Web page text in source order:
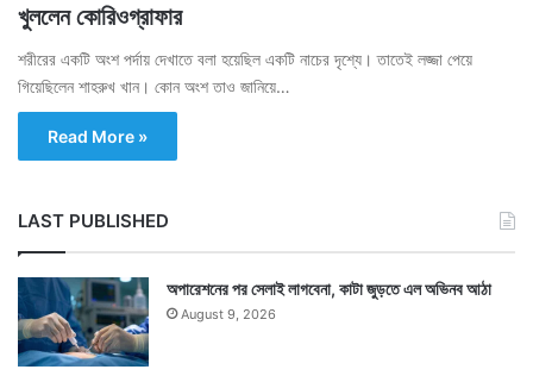
খুললেন কোরিওগ্রাফার
শরীরের একটি অংশ পর্দায় দেখাতে বলা হয়েছিল একটি নাচের দৃশ্যে। তাতেই লজ্জা পেয়ে
গিয়েছিলেন শাহরুখ খান। কোন অংশ তাও জানিয়ে…
Read More »
LAST PUBLISHED
অপারেশনের পর সেলাই লাগবেনা, কাটা জুড়তে এল অভিনব আঠা
August 9, 2026